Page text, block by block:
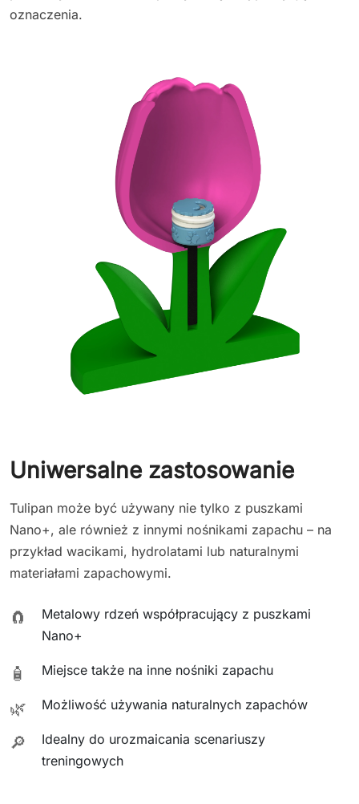
oznaczenia.
Uniwersalne zastosowanie
Tulipan może być używany nie tylko z puszkami
Nano+, ale również z innymi nośnikami zapachu – na
przykład wacikami, hydrolatami lub naturalnymi
materiałami zapachowymi.
🧲
Metalowy rdzeń współpracujący z puszkami
Nano+
🧴 Miejsce także na inne nośniki zapachu
🌿 Możliwość używania naturalnych zapachów
🔎
Idealny do urozmaicania scenariuszy
treningowych